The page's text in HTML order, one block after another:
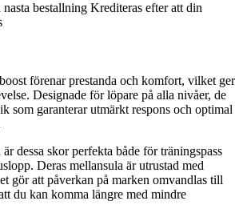
bestallning Krediteras efter att din
förenar prestanda och komfort, vilket ger
Designade för löpare på alla nivåer, de
som garanterar utmärkt respons och optimal
dessa skor perfekta både för träningspass
Deras mellansula är utrustad med
gör att påverkan på marken omvandlas till
du kan komma längre med mindre